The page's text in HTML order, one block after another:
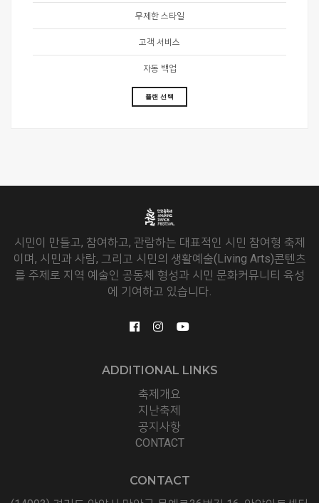
무제한 스타일
고객 서비스
자동 백업
플랜 선택
시민이 만들고, 참여하고, 관람하는 대표적인 시민 참여형 축제
이며, 시민과 사람, 그리고 시민의 생활예술(Living Arts)콘텐츠
를 주제로 지역 예술인 공동체 형성과 시민 문화커뮤니티 육성
에 기여하고 있습니다.
ADDITIONAL LINKS
축제개요
지난축제
공지사항
CONTACT
CONTACT